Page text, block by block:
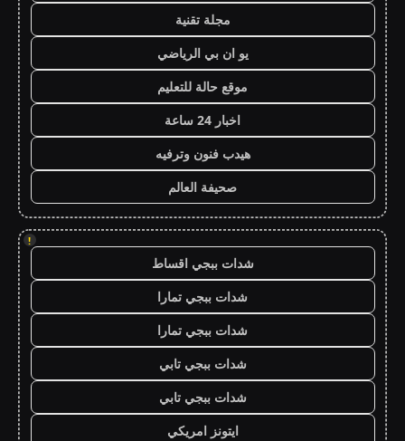
مجلة تقنية
يو ان بي الرياضي
موقع حالة للتعليم
اخبار 24 ساعة
هيدب فنون وترفيه
صحيفة العالم
!
شدات ببجي اقساط
شدات ببجي تمارا
شدات ببجي تمارا
شدات ببجي تابي
شدات ببجي تابي
ايتونز امريكي